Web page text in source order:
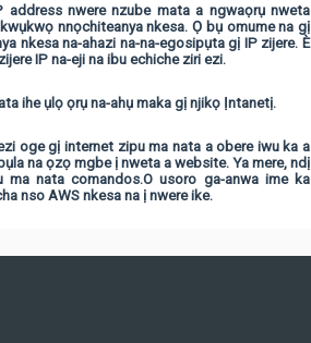
address nwere nzube mata a ngwaọrụ nweta
nnọchiteanya nkesa. Ọ bụ omume na gị
nkesa na-ahazi na-na-egosipụta gị IP zijere. È
IP na-eji na ibu echiche ziri ezi.
ihe ụlọ ọrụ na-ahụ maka gị njikọ Ịntanetị.
oge gị internet zipu ma nata a obere iwu ka a
na ọzọ mgbe ị nweta a website. Ya mere, ndị
nata comandos.O usoro ga-anwa ime ka
nso AWS nkesa na ị nwere ike.